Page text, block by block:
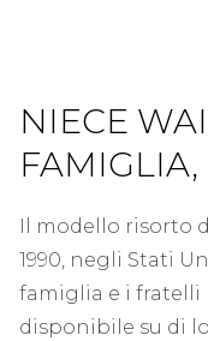
NIECE
Il modello risorto
1990, negli Stati
famiglia e i fratelli
disponibile su di